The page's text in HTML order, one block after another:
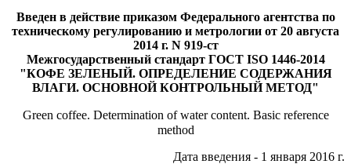
Введен в действие приказом Федерального агентства по
техническому регулированию и метрологии от 20 августа
2014 г. N 919-ст
Межгосударственный стандарт ГОСТ ISO 1446-2014
"КОФЕ ЗЕЛЕНЫЙ. ОПРЕДЕЛЕНИЕ СОДЕРЖАНИЯ
ВЛАГИ. ОСНОВНОЙ КОНТРОЛЬНЫЙ МЕТОД"
Green coffee. Determination of water content. Basic reference
method
Дата введения - 1 января 2016 г.